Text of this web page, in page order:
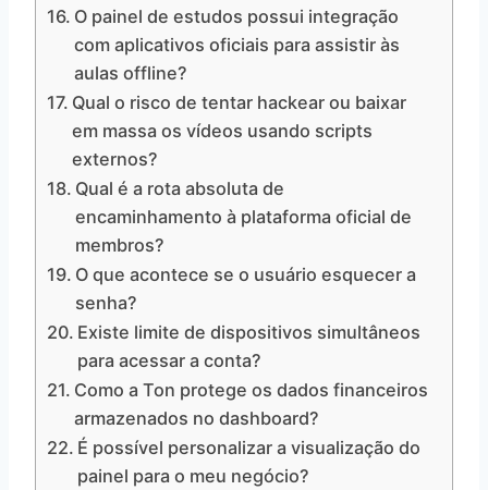
O painel de estudos possui integração
com aplicativos oficiais para assistir às
aulas offline?
Qual o risco de tentar hackear ou baixar
em massa os vídeos usando scripts
externos?
Qual é a rota absoluta de
encaminhamento à plataforma oficial de
membros?
O que acontece se o usuário esquecer a
senha?
Existe limite de dispositivos simultâneos
para acessar a conta?
Como a Ton protege os dados financeiros
armazenados no dashboard?
É possível personalizar a visualização do
painel para o meu negócio?